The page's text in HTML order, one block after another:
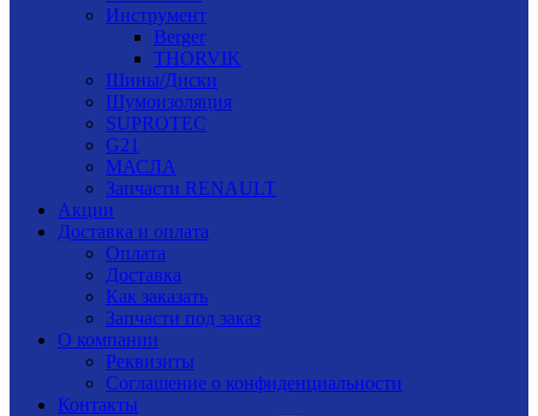
Инструмент
Berger
THORVIK
Шины/Диски
Шумоизоляция
SUPROTEC
G21
МАСЛА
Запчасти RENAULT
Акции
Доставка и оплата
Оплата
Доставка
Как заказать
Запчасти под заказ
О компании
Реквизиты
Соглашение о конфиденциальности
Контакты